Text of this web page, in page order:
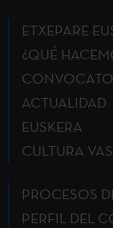
ETXEPARE
¿QUÉ
ACTUALIDAD
EUSKERA
CULTURA
PROCESOS
PERFIL DEL